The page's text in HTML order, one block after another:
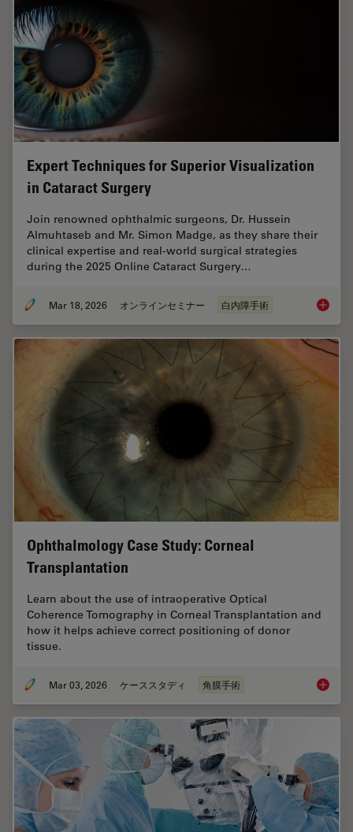
Expert Techniques for Superior Visualization
in Cataract Surgery
Join renowned ophthalmic surgeons, Dr. Hussein
Almuhtaseb and Mr. Simon Madge, as they share their
clinical expertise and real-world surgical strategies
during the 2025 Online Cataract Surgery…
Mar 18, 2026 オンラインセミナー 白内障手術 Expert
Ophthalmology Case Study: Corneal
Transplantation
Learn about the use of intraoperative Optical
Coherence Tomography in Corneal Transplantation and
how it helps achieve correct positioning of donor
tissue.
Mar 03, 2026 ケーススタディ 角膜手術